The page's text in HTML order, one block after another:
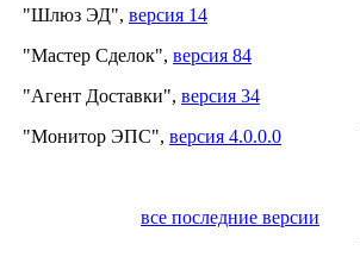
"Шлюз ЭД", версия 14
"Мастер Сделок", версия 84
"Агент Доставки", версия 34
"Монитор ЭПС", версия 4.0.0.0
все последние версии